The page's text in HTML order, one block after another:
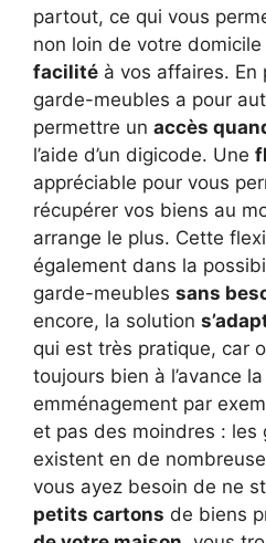
partout, ce qui vous
non loin de votre domicile
facilité à vos affaires. En
garde-meubles a pour
permettre un accès
l’aide d’un digicode. Une
appréciable pour vous
récupérer vos biens au
arrange le plus. Cette
également dans la
garde-meubles sans
encore, la solution
qui est très pratique, car
toujours bien à l’avance
emménagement par
et pas des moindres : les
existent en de
vous ayez besoin de ne
petits cartons de biens